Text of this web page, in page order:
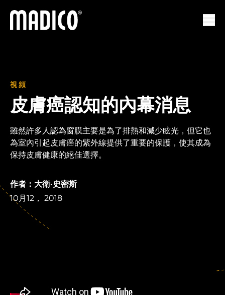
馬迪科
視頻
皮膚癌認知的內幕消息
雖然許多人認為窗膜主要是為了排熱和減少眩光，但它也
為室內引起皮膚癌的紫外線提供了重要的保護，使其成為
保持皮膚健康的絕佳選擇。
作者：大衛·史密斯
10月12， 2018